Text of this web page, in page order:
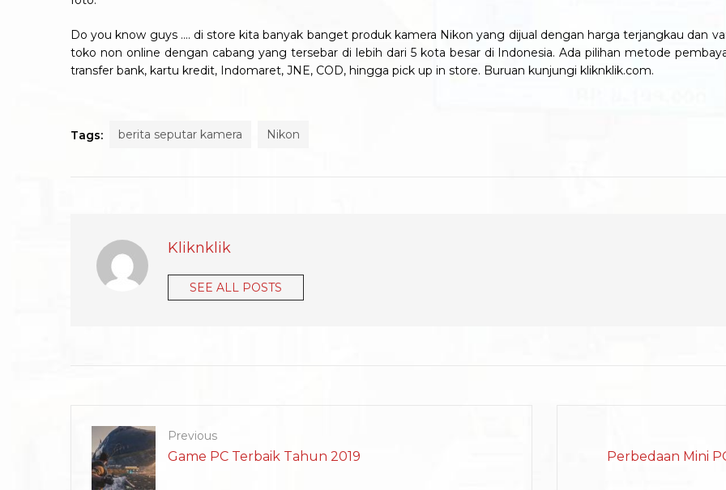
Do you know guys …. di store kita banyak banget produk kamera Nikon yang dijual dengan harga terjangkau dan
toko non online dengan cabang yang tersebar di lebih dari 5 kota besar di Indonesia. Ada pilihan metode
transfer bank, kartu kredit, Indomaret, JNE, COD, hingga pick up in store. Buruan kunjungi kliknklik.com.
Tags: berita seputar kamera Nikon
Kliknklik
SEE ALL POSTS
Previous
Game PC Terbaik Tahun 2019 Perbedaan Mini